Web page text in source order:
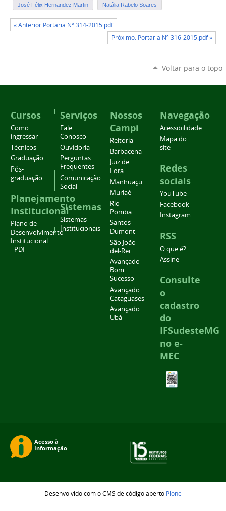
José Félix Hernandez Martin Natália Rabelo Soares
« Anterior Portaria Nº 314-2015.pdf
Próximo: Portaria Nº 316-2015.pdf »
Voltar para o topo
Cursos
Como
ingressar
Técnicos
Graduação
Pós-
graduação
Planejamento
Institucional
Plano de
Desenvolvimento
Institucional
- PDI
Serviços
Fale
Conosco
Ouvidoria
Perguntas
Frequentes
Comunicação
Social
Sistemas
Sistemas
Institucionais
Nossos
Campi
Reitoria
Barbacena
Juiz de
Fora
Manhuaçu
Muriaé
Rio
Pomba
Santos
Dumont
São João
del-Rei
Avançado
Bom
Sucesso
Avançado
Cataguases
Avançado
Ubá
Navegação
Acessibilidade
Mapa do
site
Redes
sociais
YouTube
Facebook
Instagram
RSS
O que é?
Assine
Consulte
o
cadastro
do
IFSudesteMG
no e-
MEC
Desenvolvido com o CMS de código aberto Plone